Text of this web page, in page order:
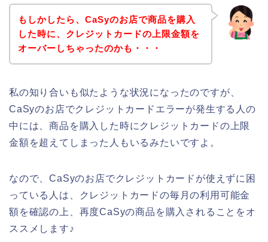
もしかしたら、CaSyのお店で商品を購入
した時に、クレジットカードの上限金額を
オーバーしちゃったのかも・・・
私の知り合いも似たような状況になったのですが、
CaSyのお店でクレジットカードエラーが発生する人の
中には、商品を購入した時にクレジットカードの上限
金額を超えてしまった人もいるみたいですよ。
なので、CaSyのお店でクレジットカードが使えずに困
っている人は、クレジットカードの毎月の利用可能金
額を確認の上、再度CaSyの商品を購入されることをオ
ススメします♪